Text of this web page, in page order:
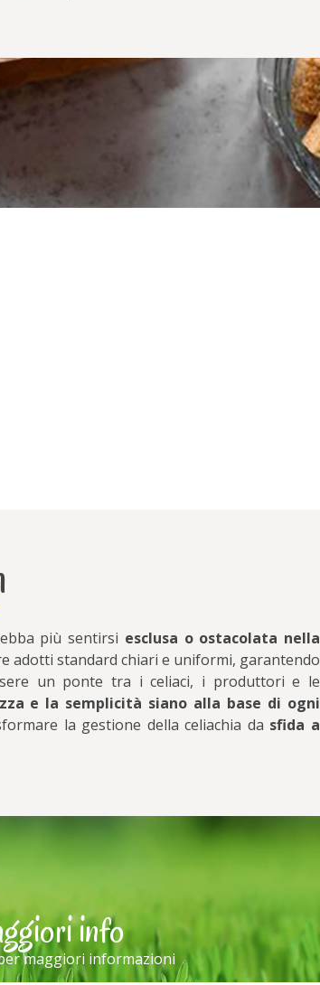
più sentirsi esclusa o ostacolata nella
adotti standard chiari e uniformi, garantendo
un ponte tra i celiaci, i produttori e le
e la semplicità siano alla base di ogni
la gestione della celiachia da sfida a
info
maggiori informazioni